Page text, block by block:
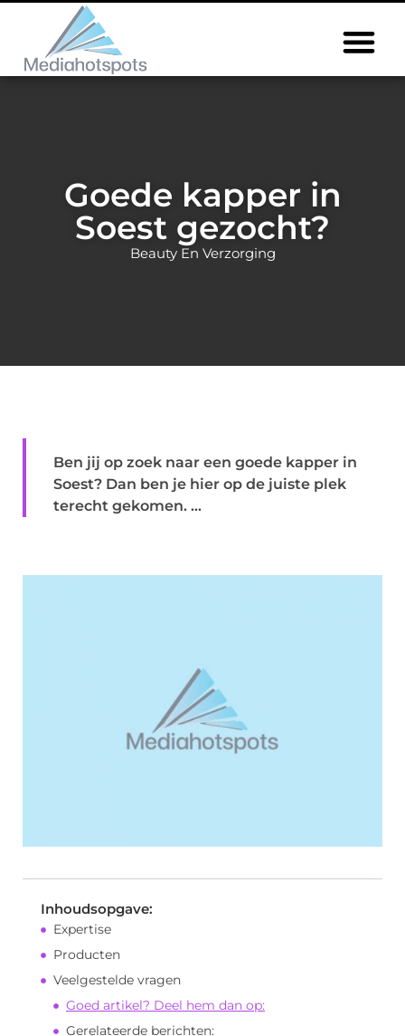
Goede kapper in
Soest gezocht?
Beauty En Verzorging
Ben jij op zoek naar een goede kapper in
Soest? Dan ben je hier op de juiste plek
terecht gekomen. ...
Inhoudsopgave:
Expertise
Producten
Veelgestelde vragen
Goed artikel? Deel hem dan op:
Gerelateerde berichten: